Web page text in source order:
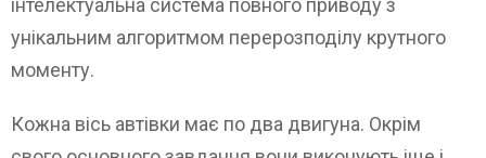
інтелектуальна система повного приводу з
унікальним алгоритмом перерозподілу крутного
моменту.
Кожна вісь автівки має по два двигуна. Окрім